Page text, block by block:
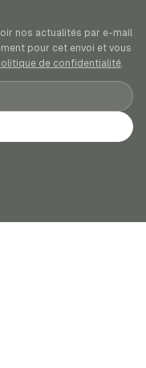
nos actualités par e-mail
pour cet envoi et vous
de confidentialité.